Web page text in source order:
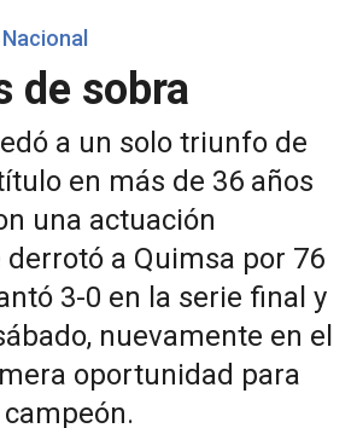
de sobra
a un solo triunfo de
en más de 36 años
una actuación
a Quimsa por 76
3-0 en la serie final y
nuevamente en el
oportunidad para